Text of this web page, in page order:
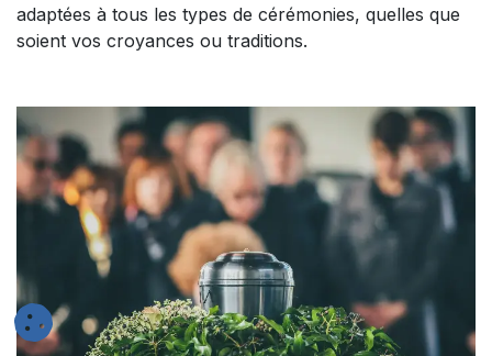
adaptées à tous les types de cérémonies, quelles que
soient vos croyances ou traditions.